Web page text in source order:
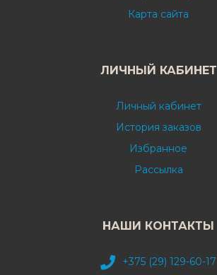
Карта сайта
ЛИЧНЫЙ КАБИНЕТ
Личный кабинет
История заказов
Избранное
Рассылка
НАШИ КОНТАКТЫ
+375 (29) 129-60-17